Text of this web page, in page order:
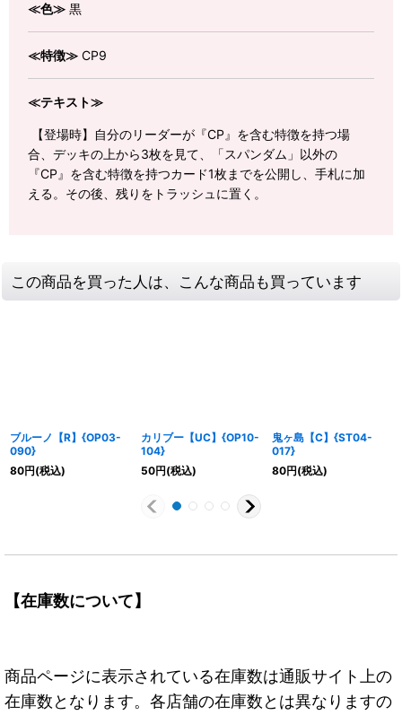
≪色≫ 黒
≪特徴≫ CP9
≪テキスト≫
【登場時】自分のリーダーが『CP』を含む特徴を持つ場
合、デッキの上から3枚を見て、「スパンダム」以外の
『CP』を含む特徴を持つカード1枚までを公開し、手札に加
える。その後、残りをトラッシュに置く。
この商品を買った人は、こんな商品も買っています
ブルーノ【R】{OP03-
090}
80円(税込)
カリブー【UC】{OP10-
104}
50円(税込)
鬼ヶ島【C】{ST04-
017}
80円(税込)
【在庫数について】
商品ページに表示されている在庫数は通販サイト上の
在庫数となります。各店舗の在庫数とは異なりますの